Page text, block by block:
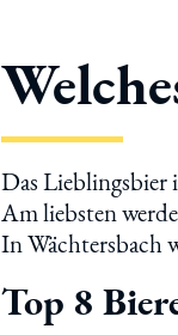
Das Lieblingsbier
Am liebsten
In Wächtersbach
Top 8